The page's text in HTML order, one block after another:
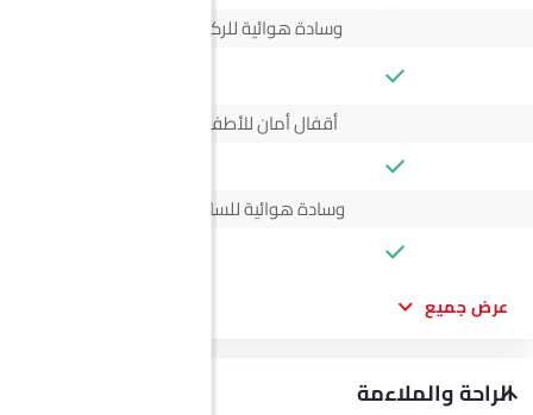
وسادة هوائية للركاب
أقفال أمان للأطفال
وسادة هوائية للسائق
عرض جميع
الراحة والملاءمة